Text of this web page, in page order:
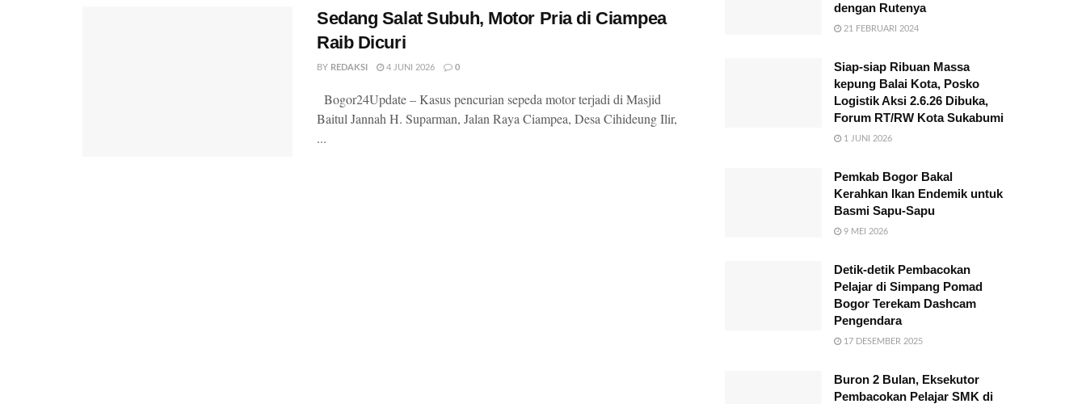
Sedang Salat Subuh, Motor Pria di Ciampea
Raib Dicuri
BY REDAKSI 4 JUNI 2026 0
Bogor24Update – Kasus pencurian sepeda motor terjadi di Masjid
Baitul Jannah H. Suparman, Jalan Raya Ciampea, Desa Cihideung Ilir,
...
dengan Rutenya
21 FEBRUARI 2024
Siap-siap Ribuan Massa
kepung Balai Kota, Posko
Logistik Aksi 2.6.26 Dibuka,
Forum RT/RW Kota Sukabumi
1 JUNI 2026
Pemkab Bogor Bakal
Kerahkan Ikan Endemik untuk
Basmi Sapu-Sapu
9 MEI 2026
Detik-detik Pembacokan
Pelajar di Simpang Pomad
Bogor Terekam Dashcam
Pengendara
17 DESEMBER 2025
Buron 2 Bulan, Eksekutor
Pembacokan Pelajar SMK di